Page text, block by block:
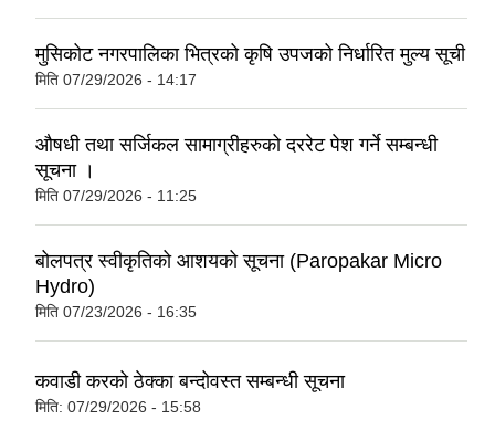
मुसिकोट नगरपालिका भित्रको कृषि उपजको निर्धारित मुल्य सूची
मिति 07/29/2026 - 14:17
औषधी तथा सर्जिकल सामाग्रीहरुको दररेट पेश गर्ने सम्बन्धी
सूचना ।
मिति 07/29/2026 - 11:25
बोलपत्र स्वीकृतिको आशयको सूचना (Paropakar Micro
Hydro)
मिति 07/23/2026 - 16:35
कवाडी करको ठेक्का बन्दोवस्त सम्बन्धी सूचना
मिति: 07/29/2026 - 15:58